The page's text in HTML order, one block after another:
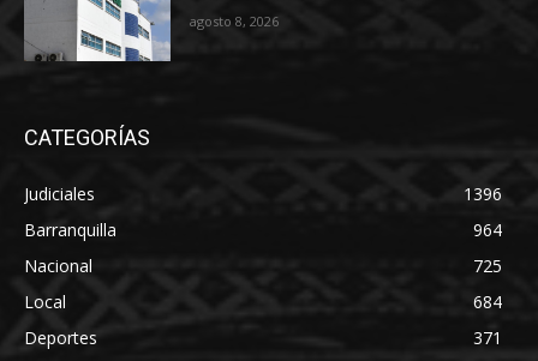
agosto 8, 2026
CATEGORÍAS
Judiciales
1396
Barranquilla
964
Nacional
725
Local
684
Deportes
371